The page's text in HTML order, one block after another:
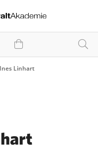
Ines Linhart